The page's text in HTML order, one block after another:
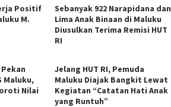
Positif
M.
Sebanyak 922 Narapidana dan
Lima Anak Binaan di Maluku
Diusulkan Terima Remisi HUT
RI
Maluku,
Nilai
Jelang HUT RI, Pemuda
Maluku Diajak Bangkit Lewat
Kegiatan “Catatan Hati Anak
yang Runtuh”